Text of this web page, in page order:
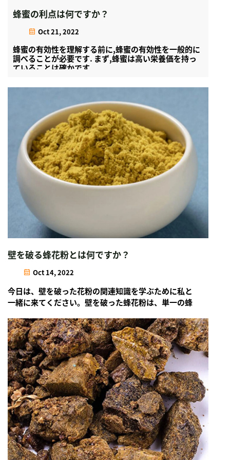
蜂蜜の利点は何ですか？
Oct 21, 2022
蜂蜜の有効性を理解する前に,蜂蜜の有効性を一般的に
調べることが必要です. まず,蜂蜜は高い栄養価を持っ
ていることは確かです.
壁を破る蜂花粉とは何ですか？
Oct 14, 2022
今日は、壁を破った花粉の関連知識を学ぶために私と
一緒に来てください。壁を破った蜂花粉は、単一の蜂
指します...